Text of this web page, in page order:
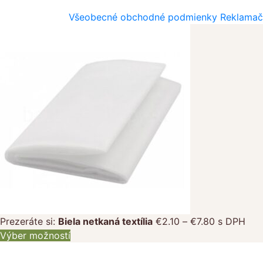
Všeobecné obchodné podmienky
Prezeráte si: Biela netkaná textília €2.10 – €7.80 Price
s DPH
Výber možností